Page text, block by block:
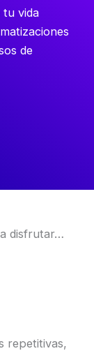
tu vida
de
disfrutar…
repetitivas,